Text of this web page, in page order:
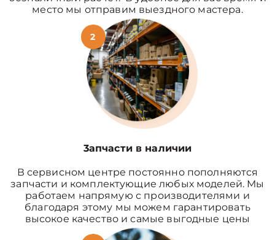
место мы отправим выездного мастера.
2
3апчасти в наличии
В сервисном центре постоянно пополняются
запчасти и комплектующие любых моделей. Мы
работаем напрямую с производителями и
благодаря этому мы можем гарантировать
высокое качество и самые выгодные цены